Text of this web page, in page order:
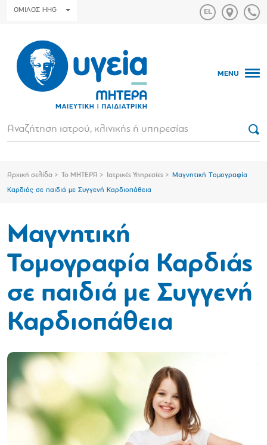
ΟΜΙΛΟΣ HHG
MENU
Αρχική σελίδα Το ΜΗΤΕΡΑ Ιατρικές Υπηρεσίες Μαγνητική Τομογραφία
Καρδιάς σε παιδιά με Συγγενή Καρδιοπάθεια
Μαγνητική
Τομογραφία Καρδιάς
σε παιδιά με Συγγενή
Καρδιοπάθεια